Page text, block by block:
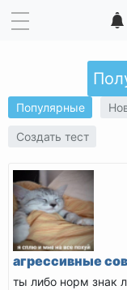
Популярные
Создать тест
агрессивные
ты либо норм знак